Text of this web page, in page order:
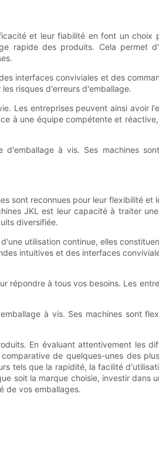
et leur fiabilité en font un choix
rapide des produits. Cela permet
interfaces conviviales et des
risques d'erreurs d'emballage.
Les entreprises peuvent ainsi avoir
à une équipe compétente et
à vis. Ses machines
sont reconnues pour leur flexibilité et
JKL est leur capacité à traiter
diversifiée.
utilisation continue, elles
intuitives et des interfaces
répondre à tous vos besoins. Les
à vis. Ses machines sont
En évaluant attentivement les
de quelques-unes des
tels que la rapidité, la facilité
soit la marque choisie, investir dans
de vos emballages.